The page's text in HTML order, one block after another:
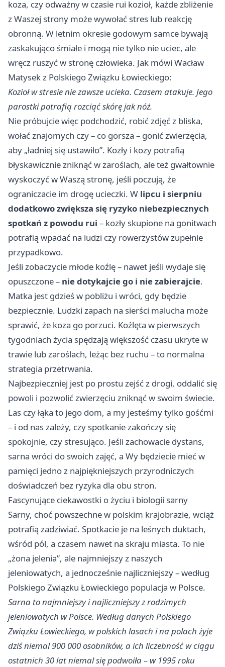
koza, czy odważny w czasie rui kozioł, każde zbliżenie
z Waszej strony może wywołać stres lub reakcję
obronną. W letnim okresie godowym samce bywają
zaskakująco śmiałe i mogą nie tylko nie uciec, ale
wręcz ruszyć w stronę człowieka. Jak mówi Wacław
Matysek z Polskiego Związku Łowieckiego:
Kozioł w stresie nie zawsze ucieka. Czasem atakuje. Jego
parostki potrafią rozciąć skórę jak nóż.
Nie próbujcie więc podchodzić, robić zdjęć z bliska,
wołać znajomych czy – co gorsza – gonić zwierzęcia,
aby „ładniej się ustawiło”. Kozły i kozy potrafią
błyskawicznie zniknąć w zaroślach, ale też gwałtownie
wyskoczyć w Waszą stronę, jeśli poczują, że
ograniczacie im drogę ucieczki. W lipcu i sierpniu
dodatkowo zwiększa się ryzyko niebezpiecznych
spotkań z powodu rui – kozły skupione na gonitwach
potrafią wpadać na ludzi czy rowerzystów zupełnie
przypadkowo.
Jeśli zobaczycie młode koźlę – nawet jeśli wydaje się
opuszczone – nie dotykajcie go i nie zabierajcie.
Matka jest gdzieś w pobliżu i wróci, gdy będzie
bezpiecznie. Ludzki zapach na sierści malucha może
sprawić, że koza go porzuci. Koźlęta w pierwszych
tygodniach życia spędzają większość czasu ukryte w
trawie lub zaroślach, leżąc bez ruchu – to normalna
strategia przetrwania.
Najbezpieczniej jest po prostu zejść z drogi, oddalić się
powoli i pozwolić zwierzęciu zniknąć w swoim świecie.
Las czy łąka to jego dom, a my jesteśmy tylko gośćmi
– i od nas zależy, czy spotkanie zakończy się
spokojnie, czy stresująco. Jeśli zachowacie dystans,
sarna wróci do swoich zajęć, a Wy będziecie mieć w
pamięci jedno z najpiękniejszych przyrodniczych
doświadczeń bez ryzyka dla obu stron.
Fascynujące ciekawostki o życiu i biologii sarny
Sarny, choć powszechne w polskim krajobrazie, wciąż
potrafią zadziwiać. Spotkacie je na leśnych duktach,
wśród pól, a czasem nawet na skraju miasta. To nie
„żona jelenia”, ale najmniejszy z naszych
jeleniowatych, a jednocześnie najliczniejszy – według
Polskiego Związku Łowieckiego populacja w Polsce.
Sarna to najmniejszy i najliczniejszy z rodzimych
jeleniowatych w Polsce. Według danych Polskiego
Związku Łowieckiego, w polskich lasach i na polach żyje
dziś niemal 900 000 osobników, a ich liczebność w ciągu
ostatnich 30 lat niemal się podwoiła – w 1995 roku